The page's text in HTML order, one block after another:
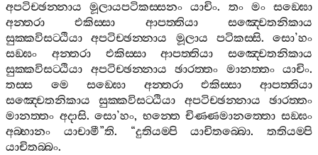
අපටිච‍්ඡන‍්නාය
මූලායපටිකස‍්සනං යාචිං. තං මං සඞ‍්ඝො
අන‍්තරා
එකිස‍්සා ආපත‍්තියා
සඤ‍්චෙතනිකාය
සුක‍්කවිසට‍්ඨියා
අපටිච‍්ඡන‍්නාය මූලාය පටිකස‍්සි. සො’හං
සඞ‍්ඝං
අන‍්තරා එකිස‍්සා ආපත‍්තියා
සඤ‍්චෙතනිකාය
සුක‍්කවිසට‍්ඨියා
අපටිච‍්ඡන‍්නාය ඡාරත‍්තං මානත‍්තං යාචිං.
තස‍්ස
මෙ සඞ‍්ඝො අන‍්තරා එකිස‍්සා
ආපත‍්තියා
සඤ‍්චෙතනිකාය
සුක‍්කවිසට‍්ඨියා අපටිච‍්ඡන‍්නාය
ඡාරත‍්තං
මානත‍්තං අදාසි.සො’හං, භන‍්තෙ චිණ‍්ණමානත‍්තො සඞ‍්ඝං
අබ‍්භානං
යාචාමී”ති. “දුතියම‍්පි යාචිතබ‍්බො. තතියම‍්පි
යාචිතබ‍්බං.